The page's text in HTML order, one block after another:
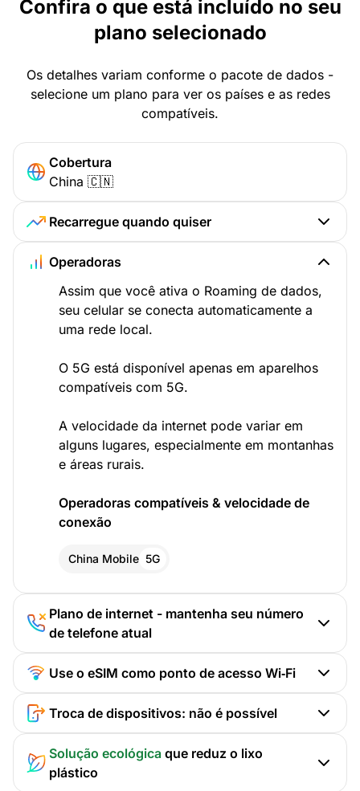
Confira o que está incluído no seu
plano selecionado
Os detalhes variam conforme o pacote de dados -
selecione um plano para ver os países e as redes
compatíveis.
Cobertura
China 🇨🇳
Recarregue quando quiser
Operadoras
Assim que você ativa o Roaming de dados,
seu celular se conecta automaticamente a
uma rede local.
O 5G está disponível apenas em aparelhos
compatíveis com 5G.
A velocidade da internet pode variar em
alguns lugares, especialmente em montanhas
e áreas rurais.
Operadoras compatíveis & velocidade de
conexão
China Mobile 5G
Plano de internet - mantenha seu número
de telefone atual
Use o eSIM como ponto de acesso Wi‑Fi
Troca de dispositivos: não é possível
Solução ecológica que reduz o lixo
plástico